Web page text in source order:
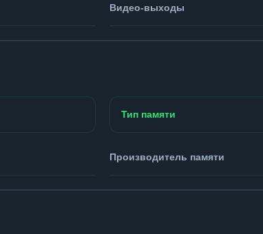
Видео-выходы
Тип памяти
Производитель памяти